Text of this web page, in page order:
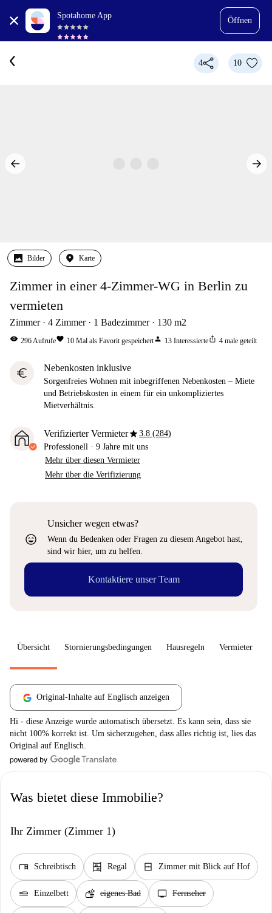
Spotahome App
Öffnen
4 10
Bilder Karte
Zimmer in einer 4-Zimmer-WG in Berlin zu
vermieten
Zimmer 4 Zimmer 1 Badezimmer 130 m2
visibility 296Aufrufefavorite 10 Mal als Favorit gespeichertperson 13 Interessierteios_share 4 male geteilt
euro Nebenkosten inklusive
Sorgenfreies Wohnen mit inbegriffenen Nebenkosten – Miete
und Betriebskosten in einem für ein unkompliziertes
Mietverhältnis.
Verifizierter Vermieterstar3.8 (284)
Professionell · 9 Jahre mit uns
Mehr über diesen Vermieter
Mehr über die Verifizierung
sentiment_very_satisfied
Unsicher wegen etwas?
Wenn du Bedenken oder Fragen zu diesem Angebot hast,
sind wir hier, um zu helfen.
Kontaktiere unser Team
Übersicht Stornierungsbedingungen Hausregeln Vermieter
Original-Inhalte auf Englisch anzeigen
Hi - diese Anzeige wurde automatisch übersetzt. Es kann sein, dass sie
nicht 100% korrekt ist. Um sicherzugehen, dass alles richtig ist, lies das
Original auf Englisch.
Was bietet diese Immobilie?
Ihr Zimmer (Zimmer 1)
desk Schreibtisch shelves Regal window_closed Zimmer mit Blick auf Hof
airline_seat_flat Einzelbett soap eigenes Bad tv Fernseher